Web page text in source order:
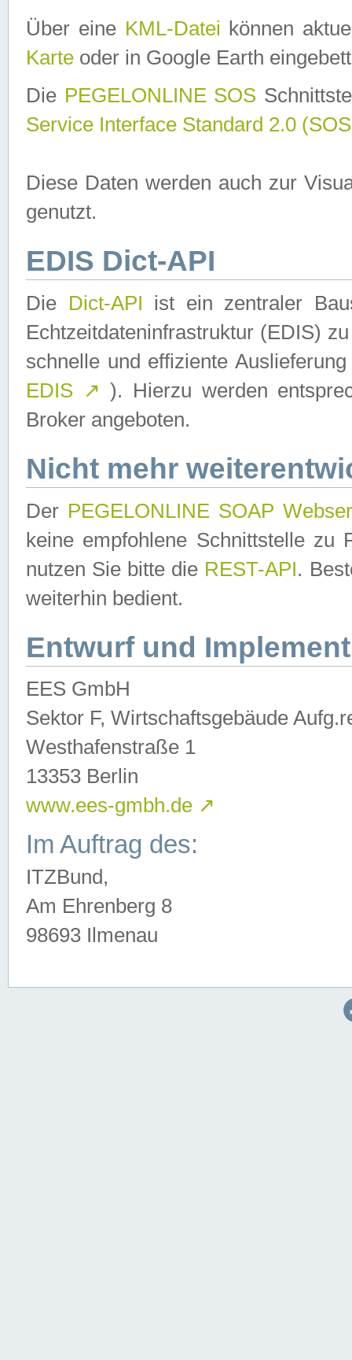
Über eine KML-Datei können
Karte oder in Google Earth
Die PEGELONLINE SOS
Service Interface Standard 2.0
Diese Daten werden auch zur
genutzt.
EDIS Dict-API
Die Dict-API ist ein zentraler
Echtzeitdateninfrastruktur (EDIS)
schnelle und effiziente
EDIS ↗ ). Hierzu werden
Broker angeboten.
Nicht mehr
Der PEGELONLINE SOAP
keine empfohlene Schnittstelle zu
nutzen Sie bitte die REST-API.
weiterhin bedient.
Entwurf und
EES GmbH
Sektor F, Wirtschaftsgebäude
Westhafenstraße 1
13353 Berlin
www.ees-gmbh.de ↗
Im Auftrag des:
ITZBund,
Am Ehrenberg 8
98693 Ilmenau